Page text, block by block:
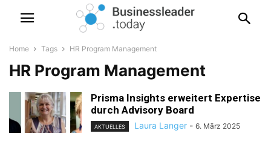
Home Tags HR Program Management
HR Program Management
Prisma Insights erweitert Expertise
durch Advisory Board
AKTUELLES Laura Langer - 6. März 2025